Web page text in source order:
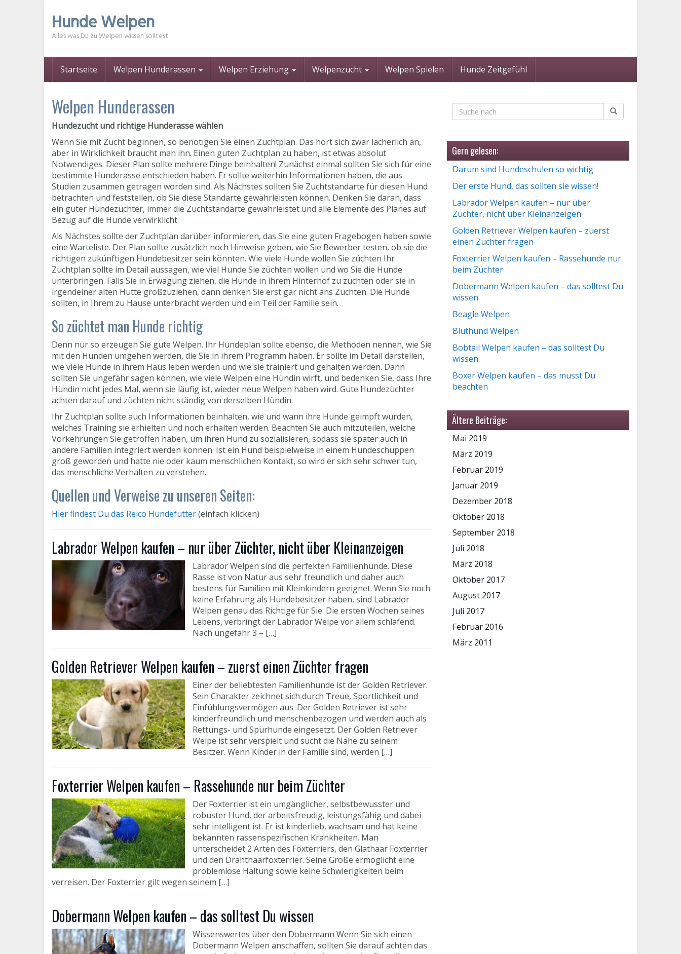
Hunde Welpen
Alles was Du zu Welpen wissen solltest
Startseite Welpen Hunderassen Welpen Erziehung Welpenzucht Welpen Spielen Hunde Zeitgefühl
Welpen Hunderassen
Hundezucht und richtige Hunderasse wählen
Wenn Sie mit Zucht beginnen, so benötigen Sie einen Zuchtplan. Das hört sich zwar lächerlich an,
aber in Wirklichkeit braucht man ihn. Einen guten Zuchtplan zu haben, ist etwas absolut
Notwendiges. Dieser Plan sollte mehrere Dinge beinhalten! Zunächst einmal sollten Sie sich für eine
bestimmte Hunderasse entschieden haben. Er sollte weiterhin Informationen haben, die aus
Studien zusammen getragen worden sind. Als Nächstes sollten Sie Zuchtstandarte für diesen Hund
betrachten und feststellen, ob Sie diese Standarte gewährleisten können. Denken Sie daran, dass
ein guter Hundezüchter, immer die Zuchtstandarte gewährleistet und alle Elemente des Planes auf
Bezug auf die Hunde verwirklicht.
Als Nächstes sollte der Zuchtplan darüber informieren, das Sie eine guten Fragebogen haben sowie
eine Warteliste. Der Plan sollte zusätzlich noch Hinweise geben, wie Sie Bewerber testen, ob sie die
richtigen zukünftigen Hundebesitzer sein könnten. Wie viele Hunde wollen Sie züchten Ihr
Zuchtplan sollte im Detail aussagen, wie viel Hunde Sie züchten wollen und wo Sie die Hunde
unterbringen. Falls Sie in Erwägung ziehen, die Hunde in ihrem Hinterhof zu züchten oder sie in
irgendeiner alten Hütte großzuziehen, dann denken Sie erst gar nicht ans Züchten. Die Hunde
sollten, in Ihrem zu Hause unterbracht werden und ein Teil der Familie sein.
So züchtet man Hunde richtig
Denn nur so erzeugen Sie gute Welpen. Ihr Hundeplan sollte ebenso, die Methoden nennen, wie Sie
mit den Hunden umgehen werden, die Sie in ihrem Programm haben. Er sollte im Detail darstellen,
wie viele Hunde in ihrem Haus leben werden und wie sie trainiert und gehalten werden. Dann
sollten Sie ungefähr sagen können, wie viele Welpen eine Hündin wirft, und bedenken Sie, dass Ihre
Hündin nicht jedes Mal, wenn sie läufig ist, wieder neue Welpen haben wird. Gute Hundezüchter
achten darauf und züchten nicht ständig von derselben Hündin.
Ihr Zuchtplan sollte auch Informationen beinhalten, wie und wann ihre Hunde geimpft wurden,
welches Training sie erhielten und noch erhalten werden. Beachten Sie auch mitzuteilen, welche
Vorkehrungen Sie getroffen haben, um ihren Hund zu sozialisieren, sodass sie später auch in
andere Familien integriert werden können. Ist ein Hund beispielweise in einem Hundeschuppen
groß geworden und hatte nie oder kaum menschlichen Kontakt, so wird er sich sehr schwer tun,
das menschliche Verhalten zu verstehen.
Quellen und Verweise zu unseren Seiten:
Hier findest Du das Reico Hundefutter(einfach klicken)
Labrador Welpen kaufen – nur über Züchter, nicht über Kleinanzeigen
Labrador Welpen sind die perfekten Familienhunde. Diese
Rasse ist von Natur aus sehr freundlich und daher auch
bestens für Familien mit Kleinkindern geeignet. Wenn Sie noch
keine Erfahrung als Hundebesitzer haben, sind Labrador
Welpen genau das Richtige für Sie. Die ersten Wochen seines
Lebens, verbringt der Labrador Welpe vor allem schlafend.
Nach ungefähr 3 – […]
Golden Retriever Welpen kaufen – zuerst einen Züchter fragen
Einer der beliebtesten Familienhunde ist der Golden Retriever.
Sein Charakter zeichnet sich durch Treue, Sportlichkeit und
Einfühlungsvermögen aus. Der Golden Retriever ist sehr
kinderfreundlich und menschenbezogen und werden auch als
Rettungs- und Spürhunde eingesetzt. Der Golden Retriever
Welpe ist sehr verspielt und sucht die Nähe zu seinem
Besitzer. Wenn Kinder in der Familie sind, werden […]
Foxterrier Welpen kaufen – Rassehunde nur beim Züchter
Der Foxterrier ist ein umgänglicher, selbstbewusster und
robuster Hund, der arbeitsfreudig, leistungsfähig und dabei
sehr intelligent ist. Er ist kinderlieb, wachsam und hat keine
bekannten rassenspezifischen Krankheiten. Man
unterscheidet 2 Arten des Foxterriers, den Glathaar Foxterrier
und den Drahthaarfoxterrier. Seine Größe ermöglicht eine
problemlose Haltung sowie keine Schwierigkeiten beim
verreisen. Der Foxterrier gilt wegen seinem […]
Dobermann Welpen kaufen – das solltest Du wissen
Wissenswertes über den Dobermann Wenn Sie sich einen
Dobermann Welpen anschaffen, sollten Sie darauf achten das
Gern gelesen:
Darum sind Hundeschulen so wichtig
Der erste Hund, das sollten sie wissen!
Labrador Welpen kaufen – nur über
Züchter, nicht über Kleinanzeigen
Golden Retriever Welpen kaufen – zuerst
einen Züchter fragen
Foxterrier Welpen kaufen – Rassehunde nur
beim Züchter
Dobermann Welpen kaufen – das solltest Du
wissen
Beagle Welpen
Bluthund Welpen
Bobtail Welpen kaufen – das solltest Du
wissen
Boxer Welpen kaufen – das musst Du
beachten
Ältere Beiträge:
Mai 2019
März 2019
Februar 2019
Januar 2019
Dezember 2018
Oktober 2018
September 2018
Juli 2018
März 2018
Oktober 2017
August 2017
Juli 2017
Februar 2016
März 2011